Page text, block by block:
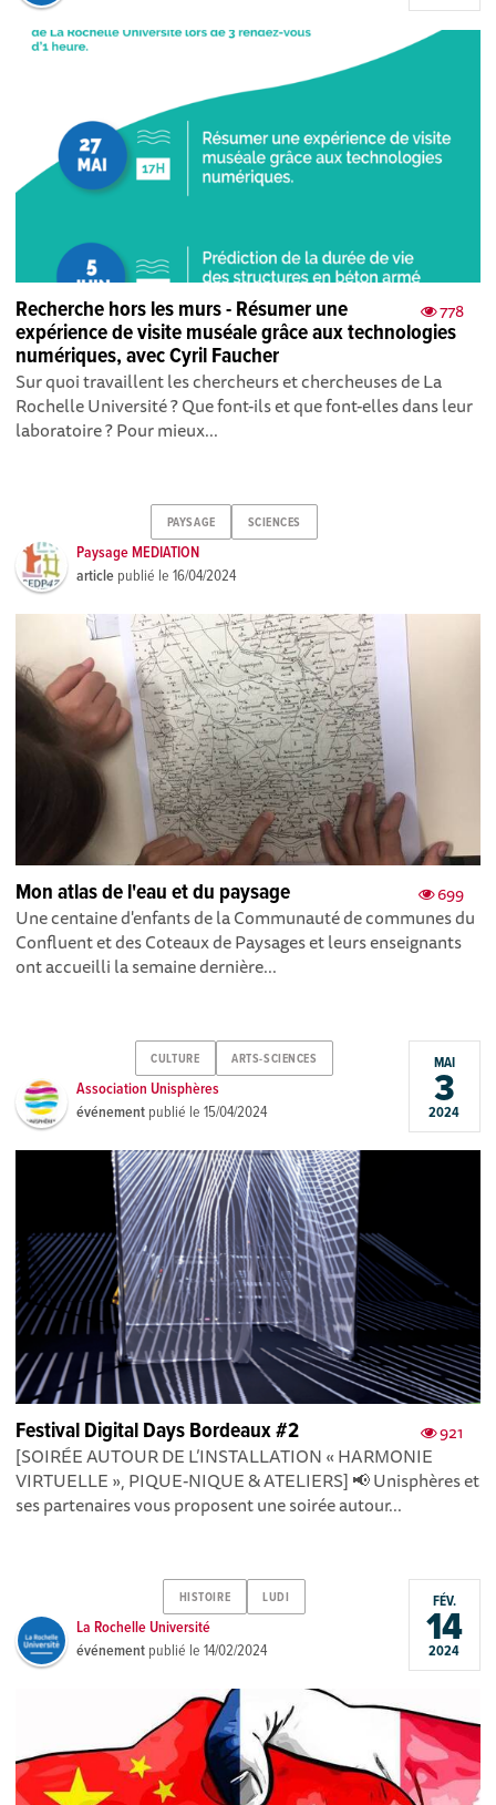
778
Recherche hors les murs - Résumer une
expérience de visite muséale grâce aux technologies
numériques, avec Cyril Faucher
Sur quoi travaillent les chercheurs et chercheuses de La
Rochelle Université ? Que font-ils et que font-elles dans leur
laboratoire ? Pour mieux...
PAYSAGE SCIENCES
Paysage MEDIATION
article publié le16/04/2024
699
Mon atlas de l'eau et du paysage
Une centaine d'enfants de la Communauté de communes du
Confluent et des Coteaux de Paysages et leurs enseignants
ont accueilli la semaine dernière...
CULTURE ARTS-SCIENCES
Association Unisphères
événement publié le15/04/2024
MAI
3
2024
921
Festival Digital Days Bordeaux #2
[SOIRÉE AUTOUR DE L’INSTALLATION « HARMONIE
VIRTUELLE », PIQUE-NIQUE & ATELIERS] 📢 Unisphères et
ses partenaires vous proposent une soirée autour...
HISTOIRE LUDI
La Rochelle Université
événement publié le14/02/2024
FÉV.
14
2024